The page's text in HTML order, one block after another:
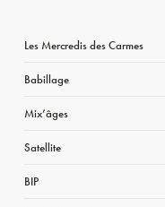
Les Mercredis des Carmes
Babillage
Mix’âges
Satellite
BIP